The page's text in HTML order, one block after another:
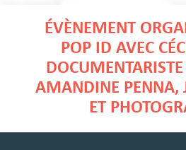
ÉVÈNEMENT
POP ID AVEC
AMANDINE PENNA,
ET